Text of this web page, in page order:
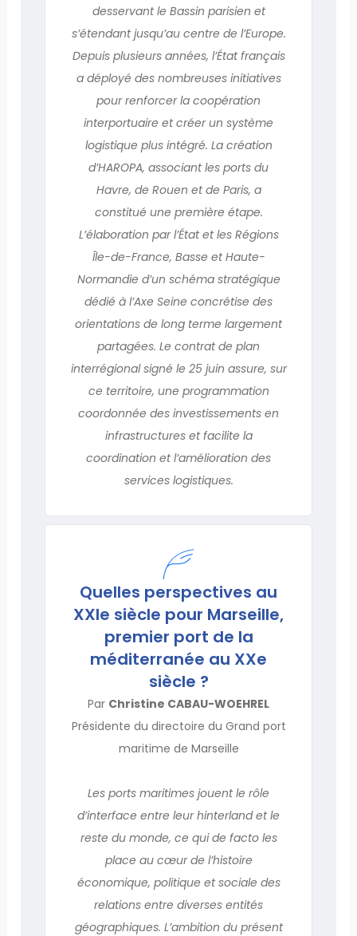
desservant le Bassin parisien et
s’étendant jusqu’au centre de l’Europe.
Depuis plusieurs années, l’État français
a déployé des nombreuses initiatives
pour renforcer la coopération
interportuaire et créer un système
logistique plus intégré. La création
d’HAROPA, associant les ports du
Havre, de Rouen et de Paris, a
constitué une première étape.
L’élaboration par l’État et les Régions
Île-de-France, Basse et Haute-
Normandie d’un schéma stratégique
dédié à l’Axe Seine concrétise des
orientations de long terme largement
partagées. Le contrat de plan
interrégional signé le 25 juin assure, sur
ce territoire, une programmation
coordonnée des investissements en
infrastructures et facilite la
coordination et l’amélioration des
services logistiques.
Quelles perspectives au
XXIe siècle pour Marseille,
premier port de la
méditerranée au XXe
siècle ?
Par Christine CABAU-WOEHREL
Présidente du directoire du Grand port
maritime de Marseille
Les ports maritimes jouent le rôle
d’interface entre leur hinterland et le
reste du monde, ce qui de facto les
place au cœur de l’histoire
économique, politique et sociale des
relations entre diverses entités
géographiques. L’ambition du présent